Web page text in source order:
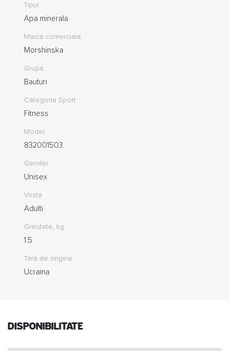
Tipul
Apa minerala
Marca comerciala
Morshinska
Grupa
Bauturi
Categoria Sport
Fitness
Model
832001503
Gender
Unisex
Virsta
Adulti
Greutate, kg
1.5
Tara de origine
Ucraina
Disponibilitate